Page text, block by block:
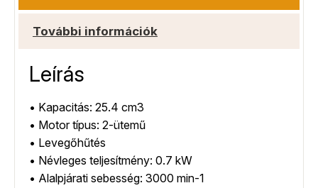
További információk
Leírás
• Kapacitás: 25.4 cm3
• Motor típus: 2-ütemű
• Levegőhűtés
• Névleges teljesítmény: 0.7 kW
• Alalpjárati sebesség: 3000 min-1